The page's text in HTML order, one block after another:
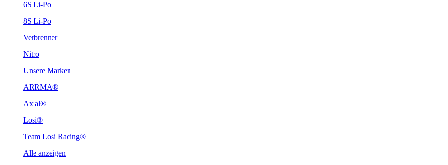
6S Li-Po
8S Li-Po
Verbrenner
Nitro
Unsere Marken
ARRMA®
Axial®
Losi®
Team Losi Racing®
Alle anzeigen